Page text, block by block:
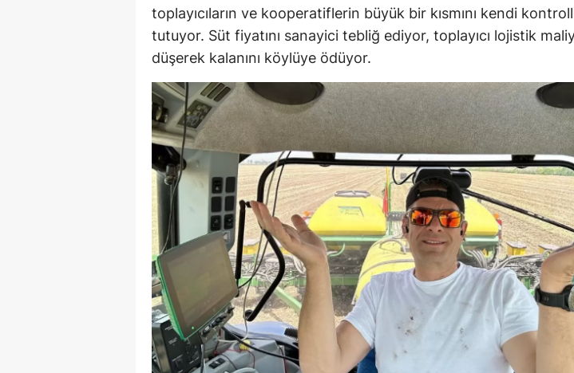
toplayıcıların ve kooperatiflerin büyük bir kısmını kendi
tutuyor. Süt fiyatını sanayici tebliğ ediyor, toplayıcı lojistik
düşerek kalanını köylüye ödüyor.